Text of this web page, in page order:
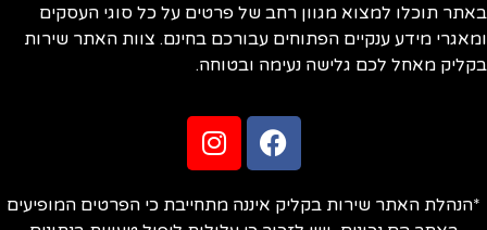
תוכלו למצוא מגוון רחב של פרטים על כל סוגי העסקים
מידע ענקיים הפתוחים עבורכם בחינם. צוות האתר שירות
מאחל לכם גלישה נעימה ובטוחה.
האתר שירות בקליק איננה מתחייבת כי הפרטים המופיעים